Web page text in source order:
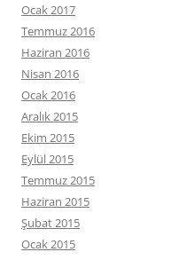
Ocak 2017
Temmuz 2016
Haziran 2016
Nisan 2016
Ocak 2016
Aralık 2015
Ekim 2015
Eylül 2015
Temmuz 2015
Haziran 2015
Şubat 2015
Ocak 2015